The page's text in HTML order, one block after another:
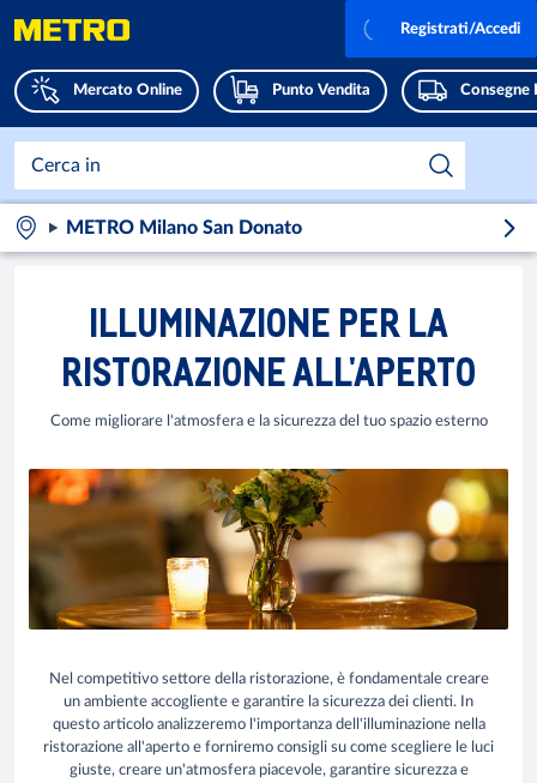
Mercato Online Punto Vendita Consegne
Registrati/Accedi
METRO Milano San Donato
ILLUMINAZIONE PER LA
RISTORAZIONE ALL'APERTO
Come migliorare l'atmosfera e la sicurezza del tuo spazio esterno
Nel competitivo settore della ristorazione, è fondamentale creare
un ambiente accogliente e garantire la sicurezza dei clienti. In
questo articolo analizzeremo l'importanza dell'illuminazione nella
ristorazione all'aperto e forniremo consigli su come scegliere le luci
giuste, creare un'atmosfera piacevole, garantire sicurezza e